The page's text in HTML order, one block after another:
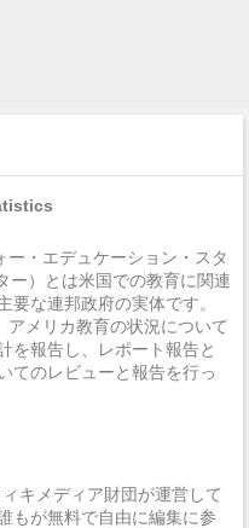
・エデュケーション・スタ
ー）とは米国での教育に関連
な連邦政府の実体です。
メリカ教育の状況について
を報告し、レポート報告と
てのレビューと報告を行っ
キメディア財団が運営して
もが無料で自由に編集に参